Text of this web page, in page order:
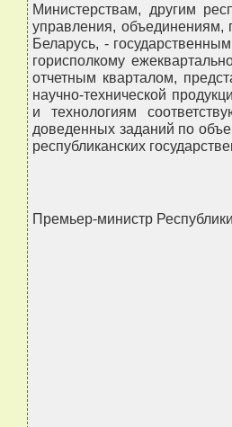
Министерствам, другим
управления, объединениям,
Беларусь, -
горисполкому
отчетным кварталом,
научно-технической
и технологиям
доведенных заданий по
республиканских
Премьер-министр